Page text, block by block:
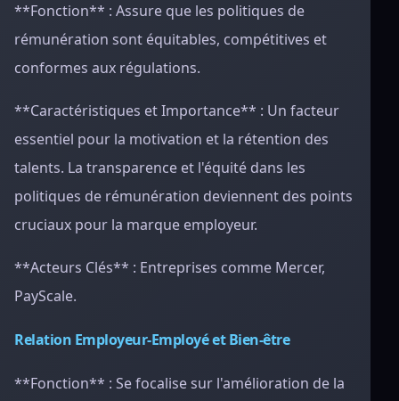
**Fonction** : Assure que les politiques de
rémunération sont équitables, compétitives et
conformes aux régulations.
**Caractéristiques et Importance** : Un facteur
essentiel pour la motivation et la rétention des
talents. La transparence et l'équité dans les
politiques de rémunération deviennent des points
cruciaux pour la marque employeur.
**Acteurs Clés** : Entreprises comme Mercer,
PayScale.
Relation Employeur-Employé et Bien-être
**Fonction** : Se focalise sur l'amélioration de la